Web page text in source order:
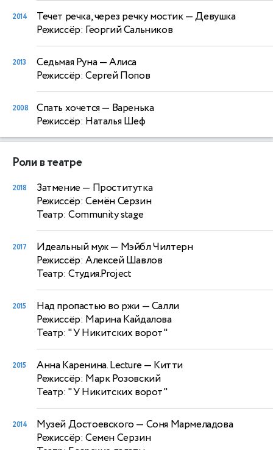
2014 Течет речка, через речку мостик— Девушка
Режиссёр: Георгий Сальников
2013 Седьмая Руна— Алиса
Режиссёр: Сергей Попов
2008 Спать хочется— Варенька
Режиссёр: Наталья Шеф
Роли в театре
2018 Затмение— Проститутка
Режиссёр: Семён Серзин
Театр: Community stage
2017 Идеальный муж— Мэйбл Чилтерн
Режиссёр: Алексей Шавлов
Театр: Студия.Project
2015 Над пропастью во ржи — Салли
Режиссёр: Марина Кайдалова
Театр: "У Никитских ворот"
2015 Анна Каренина. Lecture— Китти
Режиссёр: Марк Розовский
Театр: "У Никитских ворот"
2014 Музей Достоевского — Соня Мармеладова
Режиссёр: Семен Серзин